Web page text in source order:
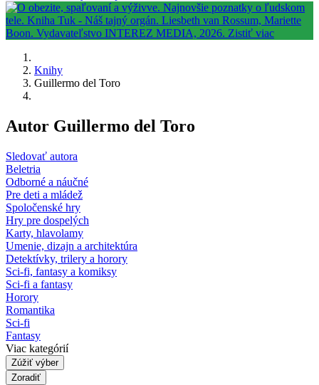
Knihy
Guillermo del Toro
Autor Guillermo del Toro
Sledovať autora
Beletria
Odborné a náučné
Pre deti a mládež
Spoločenské hry
Hry pre dospelých
Karty, hlavolamy
Umenie, dizajn a architektúra
Detektívky, trilery a horory
Sci-fi, fantasy a komiksy
Sci-fi a fantasy
Horory
Romantika
Sci-fi
Fantasy
Viac kategórií
Zúžiť výber
Zoradiť